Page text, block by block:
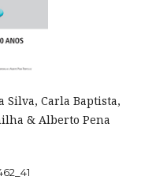
Silva, Carla Baptista,
& Alberto Pena